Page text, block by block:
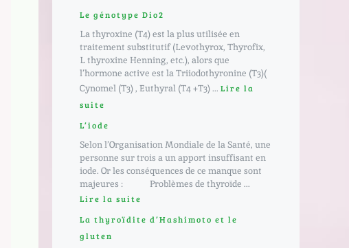
Le génotype Dio2
La thyroxine (T4) est la plus utilisée en
traitement substitutif (Levothyrox, Thyrofix,
L thyroxine Henning, etc.), alors que
l’hormone active est la Triiodothyronine (T3)(
Cynomel (T3) , Euthyral (T4 +T3) ... Lire la
suite
L’iode
Selon l’Organisation Mondiale de la Santé, une
personne sur trois a un apport insuffisant en
iode. Or les conséquences de ce manque sont
majeures : Problèmes de thyroïde ...
Lire la suite
La thyroïdite d’Hashimoto et le
gluten